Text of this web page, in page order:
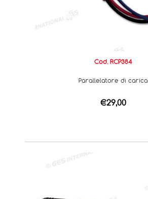
Cod. RCP384
Parallelatore di carica
€29,00